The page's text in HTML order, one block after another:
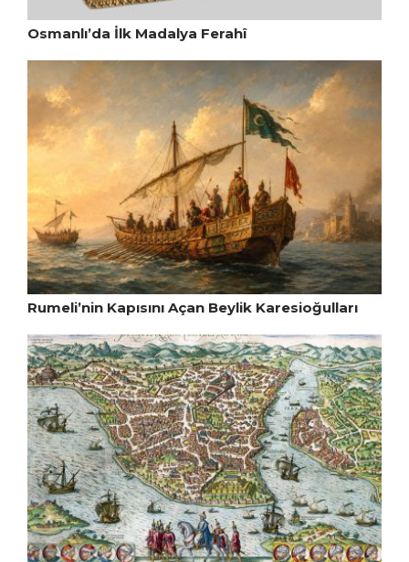
Osmanlı’da İlk Madalya Ferahî
Rumeli’nin Kapısını Açan Beylik Karesioğulları